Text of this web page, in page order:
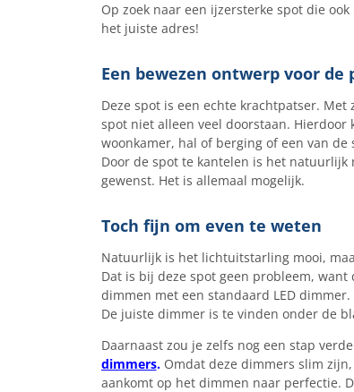
Op zoek naar een ijzersterke spot die
het juiste adres!
Een bewezen ontwerp voor
Deze spot is een echte krachtpatser.
spot niet alleen veel doorstaan. Hierdoor
woonkamer, hal of berging of een van de
Door de spot te kantelen is het
gewenst. Het is allemaal mogelijk.
Toch fijn om even te weten
Natuurlijk is het lichtuitstarling mooi,
Dat is bij deze spot geen probleem,
dimmen met een standaard LED dimmer.
De juiste dimmer is te vinden onder de
Daarnaast zou je zelfs nog een stap
dimmers.Omdat deze dimmers slim
aankomt op het dimmen naar perfectie.